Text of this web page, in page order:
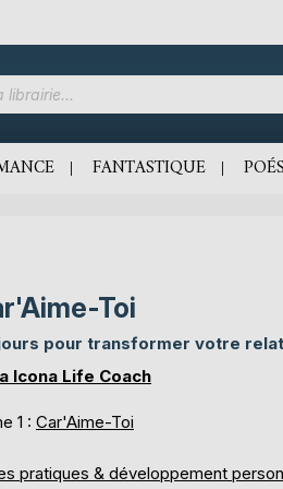
FANTASTIQUE
Toi
pour transformer votre
Icona Life Coach
1 : Car'Aime-Toi
pratiques & développement